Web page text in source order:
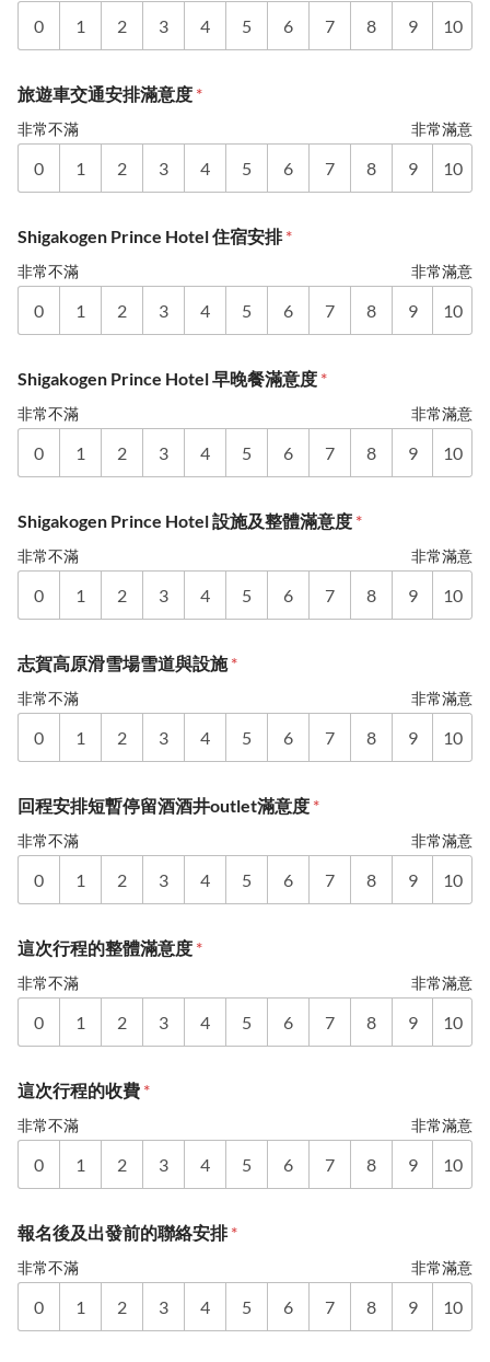
0 1 2 3 4 5 6 7 8 9 10
旅遊車交通安排滿意度 *
非常不滿 非常滿意
0 1 2 3 4 5 6 7 8 9 10
Shigakogen Prince Hotel 住宿安排*
非常不滿 非常滿意
0 1 2 3 4 5 6 7 8 9 10
Shigakogen Prince Hotel 早晚餐滿意度 *
非常不滿 非常滿意
0 1 2 3 4 5 6 7 8 9 10
Shigakogen Prince Hotel 設施及整體滿意度 *
非常不滿 非常滿意
0 1 2 3 4 5 6 7 8 9 10
志賀高原滑雪場雪道與設施*
非常不滿 非常滿意
0 1 2 3 4 5 6 7 8 9 10
回程安排短暫停留酒酒井outlet滿意度 *
非常不滿 非常滿意
0 1 2 3 4 5 6 7 8 9 10
這次行程的整體滿意度 *
非常不滿 非常滿意
0 1 2 3 4 5 6 7 8 9 10
這次行程的收費 *
非常不滿 非常滿意
0 1 2 3 4 5 6 7 8 9 10
報名後及出發前的聯絡安排*
非常不滿 非常滿意
0 1 2 3 4 5 6 7 8 9 10